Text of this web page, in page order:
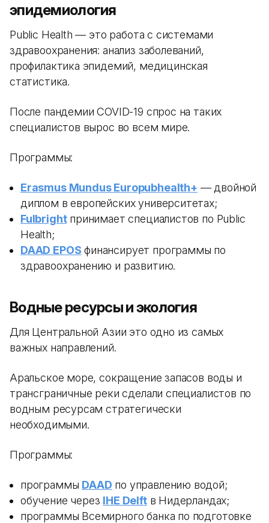
эпидемиология
Public Health — это работа с системами
здравоохранения: анализ заболеваний,
профилактика эпидемий, медицинская
статистика.
После пандемии COVID-19 спрос на таких
специалистов вырос во всем мире.
Программы:
Erasmus Mundus Europubhealth+ — двойной
диплом в европейских университетах;
Fulbrightпринимает специалистов по Public
Health;
DAAD EPOS финансирует программы по
здравоохранению и развитию.
Водные ресурсы и экология
Для Центральной Азии это одно из самых
важных направлений.
Аральское море, сокращение запасов воды и
трансграничные реки сделали специалистов по
водным ресурсам стратегически
необходимыми.
Программы:
программы DAAD по управлению водой;
обучение через IHE Delftв Нидерландах;
программы Всемирного банка по подготовке